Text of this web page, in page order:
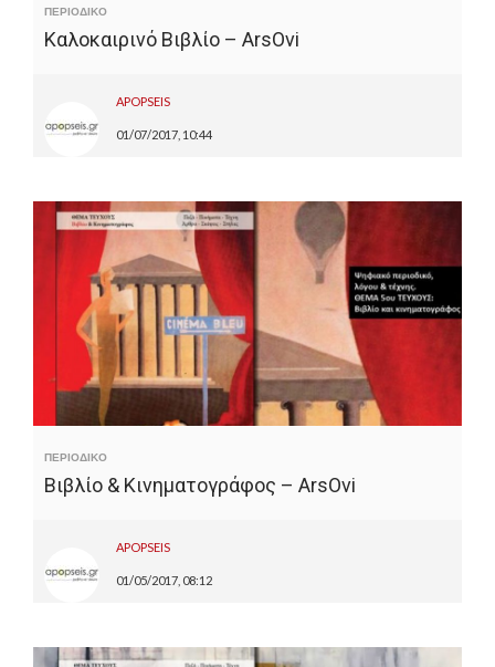
ΠΕΡΙΟΔΙΚΟ
Καλοκαιρινό Βιβλίο – ArsOvi
APOPSEIS
01/07/2017, 10:44
ΠΕΡΙΟΔΙΚΟ
Βιβλίο & Κινηματογράφος – ArsOvi
APOPSEIS
01/05/2017, 08:12